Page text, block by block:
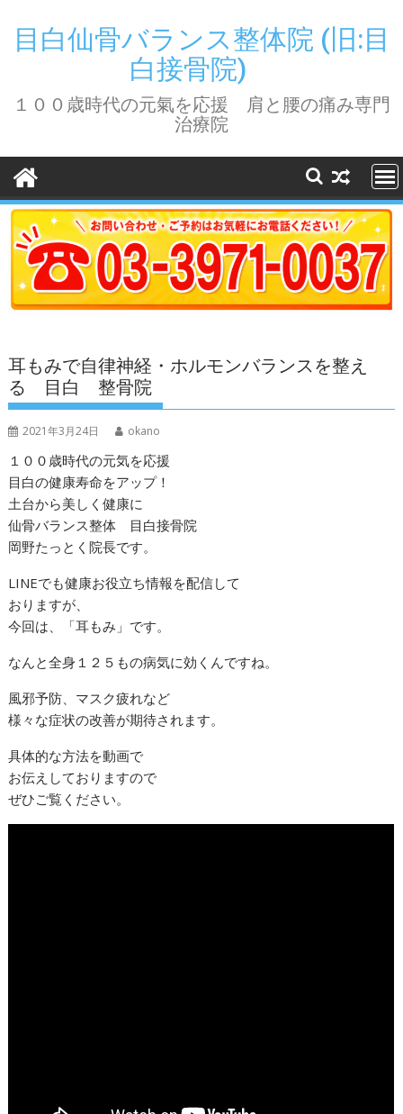
content
目白仙骨バランス整体院 (旧:目
白接骨院)
１００歳時代の元氣を応援 肩と腰の痛み専門
治療院
耳もみで自律神経・ホルモンバランスを整え
る 目白 整骨院
2021年3月24日 okano
１００歳時代の元気を応援
目白の健康寿命をアップ！
土台から美しく健康に
仙骨バランス整体 目白接骨院
岡野たっとく院長です。
LINEでも健康お役立ち情報を配信して
おりますが、
今回は、「耳もみ」です。
なんと全身１２５もの病気に効くんですね。
風邪予防、マスク疲れなど
様々な症状の改善が期待されます。
具体的な方法を動画で
お伝えしておりますので
ぜひご覧ください。